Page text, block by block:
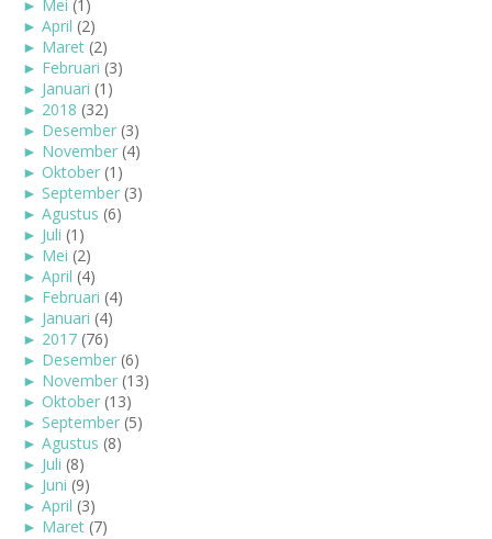
► Mei (1)
► April (2)
► Maret (2)
► Februari (3)
► Januari (1)
► 2018 (32)
► Desember (3)
► November (4)
► Oktober (1)
► September (3)
► Agustus (6)
► Juli (1)
► Mei (2)
► April (4)
► Februari (4)
► Januari (4)
► 2017 (76)
► Desember (6)
► November (13)
► Oktober (13)
► September (5)
► Agustus (8)
► Juli (8)
► Juni (9)
► April (3)
► Maret (7)